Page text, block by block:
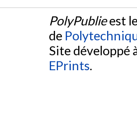
PolyPublieest
de
Site développé
EPrints.